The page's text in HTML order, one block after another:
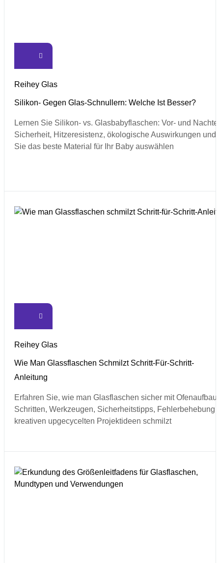
Reihey Glas
Silikon- Gegen Glas-Schnullern: Welche Ist Besser?
Lernen Sie Silikon- vs. Glasbabyflaschen: Vor- und
Sicherheit, Hitzeresistenz, ökologische Auswirkungen und
Sie das beste Material für Ihr Baby auswählen
Reihey Glas
Wie Man Glassflaschen Schmilzt Schritt-Für-Schritt-
Anleitung
Erfahren Sie, wie man Glasflaschen sicher mit Ofenaufbau-
Schritten, Werkzeugen, Sicherheitstipps, Fehlerbehebung
kreativen upgecycelten Projektideen schmilzt